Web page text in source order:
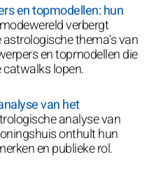
en topmodellen: hun
verbergt
astrologische thema's van
en topmodellen die
catwalks lopen.
van het
analyse van
onthult hun
en publieke rol.